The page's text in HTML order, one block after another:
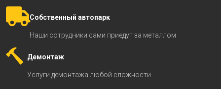
Собственный автопарк
Наши сотрудники сами приедут за металлом
Демонтаж
Услуги демонтажа любой сложности